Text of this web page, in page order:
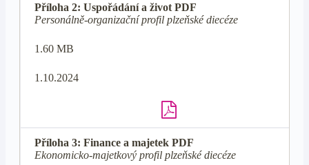
Příloha 2: Uspořádání a život PDF
Personálně-organizační profil plzeňské diecéze
1.60 MB
1.10.2024
Příloha 3: Finance a majetek PDF
Ekonomicko-majetkový profil plzeňské diecéze